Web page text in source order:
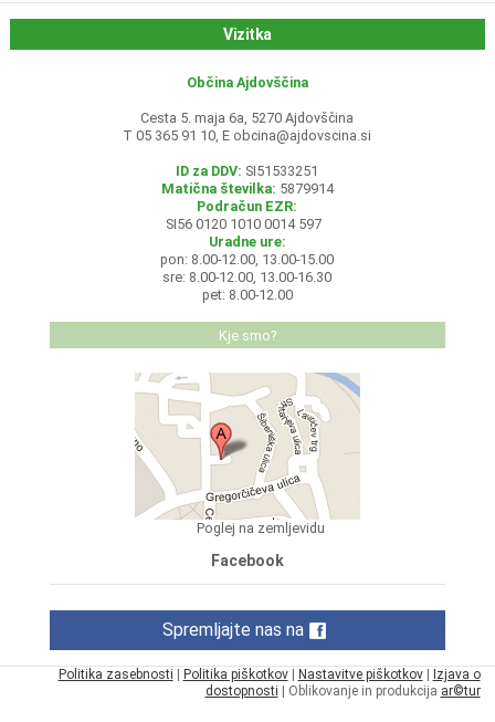
Vizitka
Občina Ajdovščina
Cesta 5. maja 6a, 5270 Ajdovščina
T 05 365 91 10, E obcina@ajdovscina.si
ID za DDV: SI51533251
Matična številka: 5879914
Podračun EZR:
SI56 0120 1010 0014 597
Uradne ure:
pon: 8.00-12.00, 13.00-15.00
sre: 8.00-12.00, 13.00-16.30
pet: 8.00-12.00
Kje smo?
Poglej na zemljevidu
Facebook
Spremljajte nas na
Politika zasebnosti | Politika piškotkov| Nastavitve piškotkov| Izjava o
dostopnosti | Oblikovanje in produkcija ar©tur